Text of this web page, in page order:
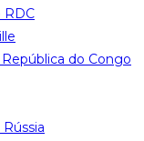
RDC
do Congo